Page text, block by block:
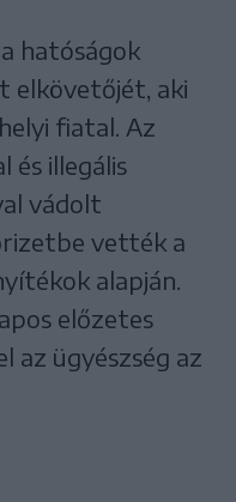
hatóságok
elkövetőjét, aki
fiatal. Az
és illegális
vádolt
vették a
alapján.
előzetes
ügyészség az